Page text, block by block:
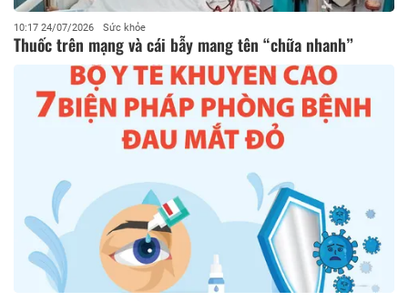
10:17 24/07/2026 Sức khỏe
Thuốc trên mạng và cái bẫy mang tên “chữa nhanh”